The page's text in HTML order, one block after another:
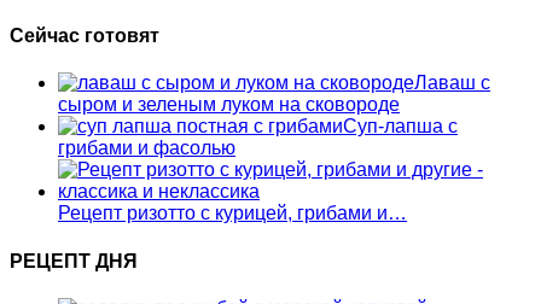
Сейчас готовят
Лаваш с
сыром и зеленым луком на сковороде
Суп-лапша с
грибами и фасолью
Рецепт ризотто с курицей, грибами и…
РЕЦЕПТ ДНЯ